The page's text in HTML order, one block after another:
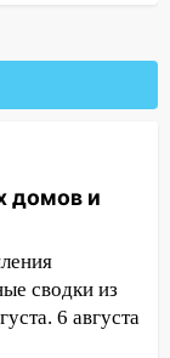
органов
домов и
сводки из
6 августа